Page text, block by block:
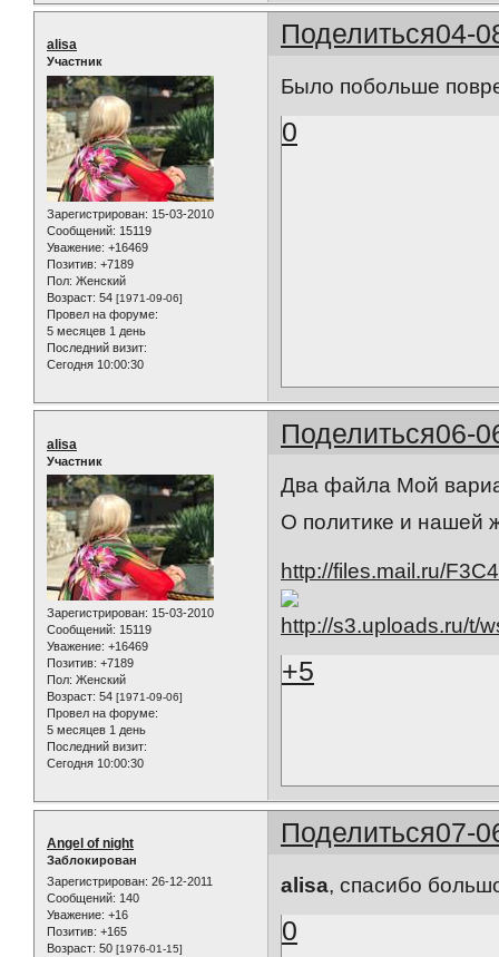
Поделиться04-
alisa
Участник
Зарегистрирован: 15-03-2010
Сообщений: 15119
Уважение: +16469
Позитив: +7189
Пол: Женский
Возраст: 54 [1971-09-06]
Провел на форуме:
5 месяцев 1 день
Последний визит:
Сегодня 10:00:30
Было побольше
0
Поделиться06-
alisa
Участник
Зарегистрирован: 15-03-2010
Сообщений: 15119
Уважение: +16469
Позитив: +7189
Пол: Женский
Возраст: 54 [1971-09-06]
Провел на форуме:
5 месяцев 1 день
Последний визит:
Сегодня 10:00:30
Два файла Мой
О политике и нашей
http://files.mail.ru/
+5
Поделиться07-
Angel of night
Заблокирован
Зарегистрирован: 26-12-2011
Сообщений: 140
Уважение: +16
Позитив: +165
Возраст: 50 [1976-01-15]
alisa, спасибо
0